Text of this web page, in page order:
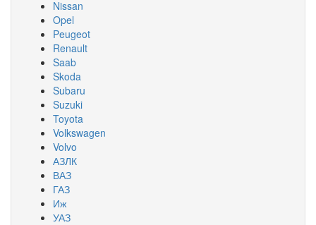
Nissan
Opel
Peugeot
Renault
Saab
Skoda
Subaru
Suzuki
Toyota
Volkswagen
Volvo
АЗЛК
ВАЗ
ГАЗ
Иж
УАЗ